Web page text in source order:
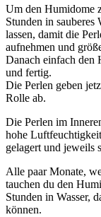
Um den Humidome
Stunden in sauberes
lassen, damit die
aufnehmen und
Danach einfach den
und fertig.
Die Perlen geben
Rolle ab.
Die Perlen im
hohe
gelagert und jeweils
Alle paar Monate,
tauchen du den
Stunden in Wasser,
können.